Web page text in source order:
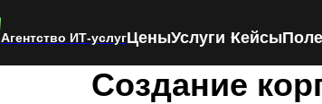
Агентство ИТ-услугЦеныУслуги Кейсы
Создание